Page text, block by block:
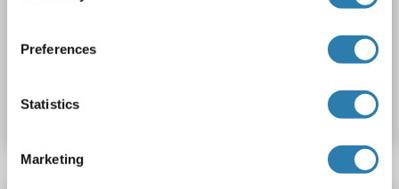
Preferences
Statistics
Marketing
Fiche technique